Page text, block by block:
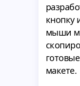
кнопку
мыши
макете.